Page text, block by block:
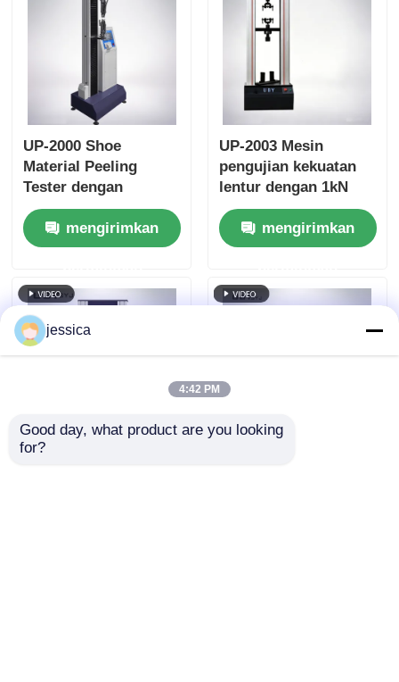
UP-2000 Shoe
Material Peeling
Tester dengan
Akurasi ±0,5%,
150mm Test Width,
dan 800mm Tensile
Universal Testing
mengirimkan
UP-2003 Mesin
pengujian kekuatan
lentur dengan 1kN
sampai 1000 kN Max
Test Force, ±1,0%
Keakuratan, dan
Tensile
mengirimkan
jessica
4:42 PM
Good day, what product are you looking
for?